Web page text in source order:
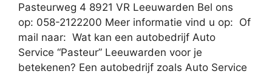
Pasteurweg 4 8921 VR Leeuwarden Bel ons
op: 058-2122200 Meer informatie vind u op: Of
mail naar: Wat kan een autobedrijf Auto
Service “Pasteur” Leeuwarden voor je
betekenen? Een autobedrijf zoals Auto Service